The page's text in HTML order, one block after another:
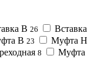
В 26
Вставка
В 23 Муфта Н
8
Муфта